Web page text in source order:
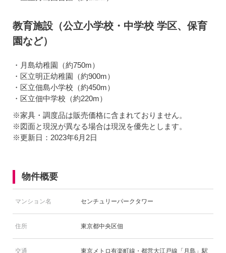
教育施設（公立小学校・中学校 学区、保育
園など）
・月島幼稚園（約750m）
・区立明正幼稚園（約900m）
・区立佃島小学校（約450m）
・区立佃中学校（約220m）
※家具・調度品は販売価格に含まれておりません。
※図面と現況が異なる場合は現況を優先とします。
※更新日：2023年6月2日
物件概要
マンション名 センチュリーパークタワー
住所 東京都中央区佃
交通
東京メトロ有楽町線・都営大江戸線「月島」駅